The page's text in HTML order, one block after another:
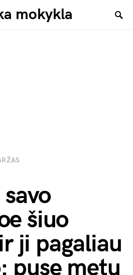
mokykla
šiuo
ji pagaliau
pusę metų